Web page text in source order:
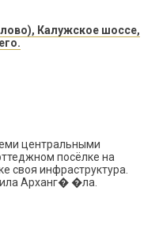
Калужское шоссе,
центральными
посёлке на
своя инфраструктура.
Арханг� �ла.